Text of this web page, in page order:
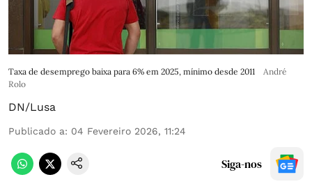
Taxa de desemprego baixa para 6% em 2025, mínimo desde 2011
André
Rolo
DN/Lusa
Publicado a: 04 Fevereiro 2026, 11:24
Siga-nos